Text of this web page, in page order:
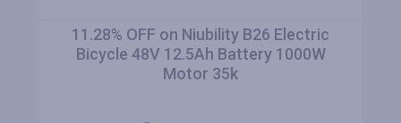
11.28% OFF on Niubility B26 Electric
Bicycle 48V 12.5Ah Battery 1000W
Motor 35k